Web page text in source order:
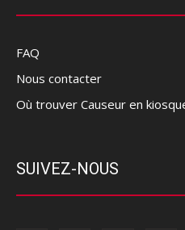
FAQ
Nous contacter
Où trouver Causeur en
SUIVEZ-NOUS